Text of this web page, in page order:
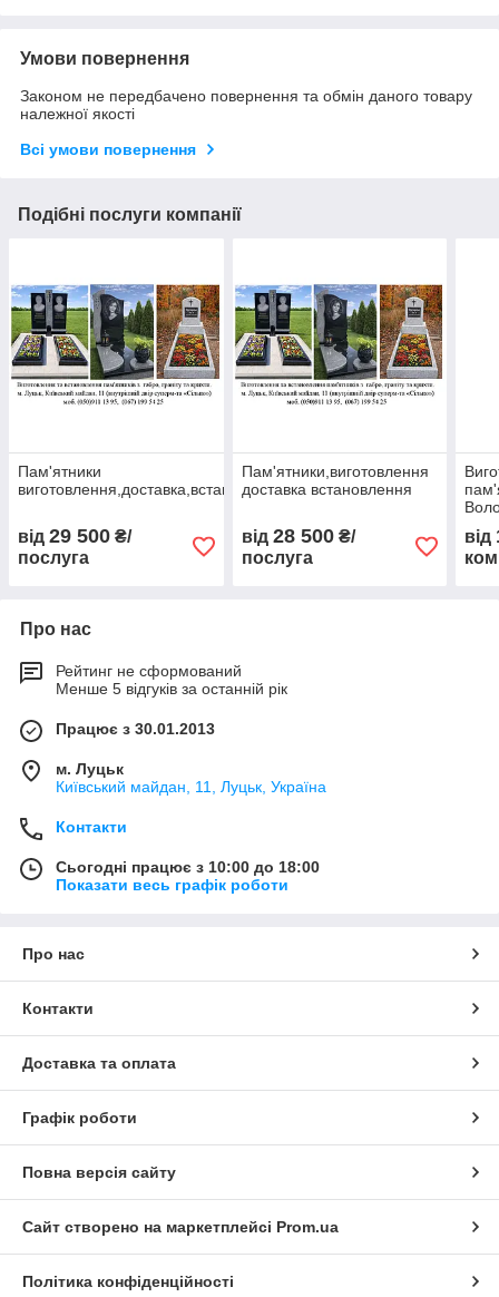
Умови повернення
Законом не передбачено повернення та обмін даного товару
належної якості
Всі умови повернення
Подібні послуги компанії
Пам'ятники
виготовлення,доставка,встановлення
від 29 500 ₴/
послуга
Пам'ятники,виготовлення
доставка встановлення
від 28 500₴/
послуга
від
Про нас
Рейтинг не сформований
Менше 5 відгуків за останній рік
Працює з 30.01.2013
м. Луцьк
Київський майдан, 11, Луцьк, Україна
Контакти
Сьогодні працює з 10:00 до 18:00
Показати весь графік роботи
Про нас
Контакти
Доставка та оплата
Графік роботи
Повна версія сайту
Сайт створено на маркетплейсі Prom.ua
Політика конфіденційності